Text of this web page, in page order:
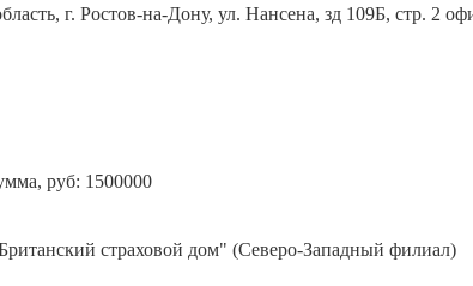
г. Ростов-на-Дону, ул. Нансена, зд 109Б, стр. 2
руб: 1500000
страховой дом" (Северо-Западный филиал)